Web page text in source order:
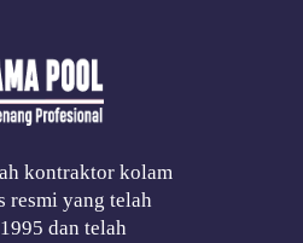
kontraktor kolam
resmi yang telah
dan telah